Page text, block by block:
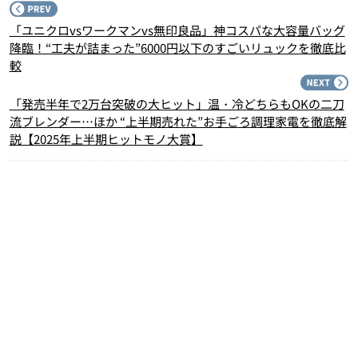
「ユニクロvsワークマンvs無印良品」神コスパな大容量バッグ
降臨！“工夫が詰まった”6000円以下のすごいリュックを徹底比
較
「発売半年で2万台突破の大ヒット」温・冷どちらもOKの二刀
流ブレンダー…ほか “上半期売れた”お手ごろ調理家電を徹底解
説【2025年上半期ヒットモノ大賞】